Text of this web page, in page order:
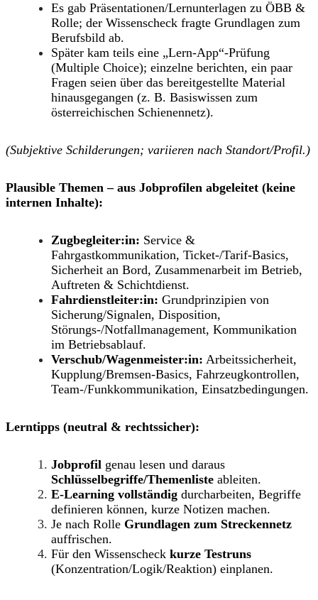
Es gab Präsentationen/Lernunterlagen zu ÖBB &
Rolle; der Wissenscheck fragte Grundlagen zum
Berufsbild ab.
Später kam teils eine „Lern-App“-Prüfung
(Multiple Choice); einzelne berichten, ein paar
Fragen seien über das bereitgestellte Material
hinausgegangen (z. B. Basiswissen zum
österreichischen Schienennetz).
(Subjektive Schilderungen; variieren nach Standort/Profil.)
Plausible Themen – aus Jobprofilen abgeleitet (keine
internen Inhalte):
Zugbegleiter:in: Service &
Fahrgastkommunikation, Ticket-/Tarif-Basics,
Sicherheit an Bord, Zusammenarbeit im Betrieb,
Auftreten & Schichtdienst.
Fahrdienstleiter:in: Grundprinzipien von
Sicherung/Signalen, Disposition,
Störungs-/Notfallmanagement, Kommunikation
im Betriebsablauf.
Verschub/Wagenmeister:in: Arbeitssicherheit,
Kupplung/Bremsen-Basics, Fahrzeugkontrollen,
Team-/Funkkommunikation, Einsatzbedingungen.
Lerntipps (neutral & rechtssicher):
Jobprofil genau lesen und daraus
Schlüsselbegriffe/Themenliste ableiten.
E-Learning vollständig durcharbeiten, Begriffe
definieren können, kurze Notizen machen.
Je nach Rolle Grundlagen zum Streckennetz
auffrischen.
Für den Wissenscheck kurze Testruns
(Konzentration/Logik/Reaktion) einplanen.